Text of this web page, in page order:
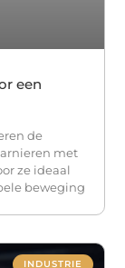
een
de
met
ze ideaal
beweging
INDUSTRIE